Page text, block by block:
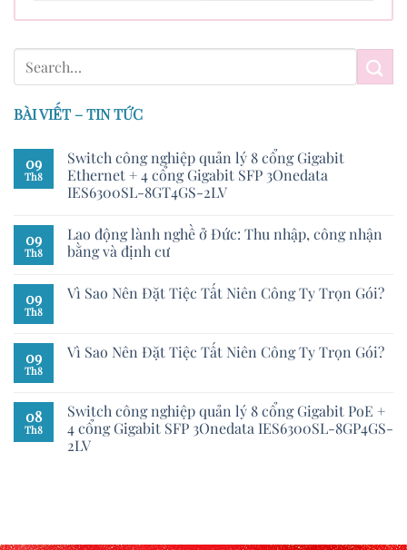
BÀI VIẾT – TIN TỨC
09
Th8
Switch công nghiệp quản lý 8 cổng Gigabit
Ethernet + 4 cổng Gigabit SFP 3Onedata
IES6300SL-8GT4GS-2LV
09
Th8
Lao động lành nghề ở Đức: Thu nhập, công nhận
bằng và định cư
09
Th8
Vì Sao Nên Đặt Tiệc Tất Niên Công Ty Trọn Gói?
09
Th8
Vì Sao Nên Đặt Tiệc Tất Niên Công Ty Trọn Gói?
08
Th8
Switch công nghiệp quản lý 8 cổng Gigabit PoE +
4 cổng Gigabit SFP 3Onedata IES6300SL-8GP4GS-
2LV